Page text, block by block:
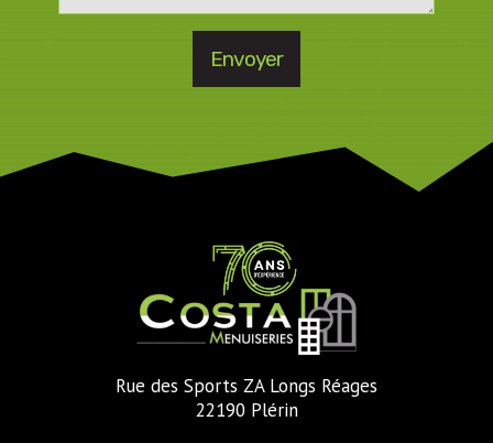
Rue des Sports ZA Longs Réages
22190 Plérin